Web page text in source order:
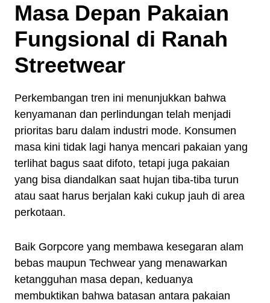
Masa Depan Pakaian
Fungsional di Ranah
Streetwear
Perkembangan tren ini menunjukkan bahwa
kenyamanan dan perlindungan telah menjadi
prioritas baru dalam industri mode. Konsumen
masa kini tidak lagi hanya mencari pakaian yang
terlihat bagus saat difoto, tetapi juga pakaian
yang bisa diandalkan saat hujan tiba-tiba turun
atau saat harus berjalan kaki cukup jauh di area
perkotaan.
Baik Gorpcore yang membawa kesegaran alam
bebas maupun Techwear yang menawarkan
ketangguhan masa depan, keduanya
membuktikan bahwa batasan antara pakaian